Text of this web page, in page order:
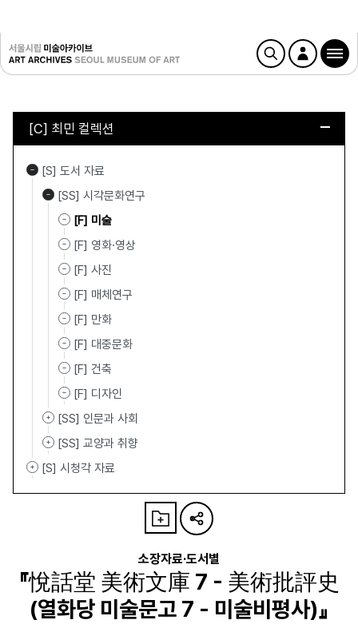
[C] 최민 컬렉션
[S] 도서 자료
[SS] 시각문화연구
[F] 미술
[F] 영화·영상
[F] 사진
[F] 매체연구
[F] 만화
[F] 대중문화
[F] 건축
[F] 디자인
[SS] 인문과 사회
[SS] 교양과 취향
[S] 시청각 자료
소장자료·도서별
『悅話堂 美術文庫 7 - 美術批評史
(열화당 미술문고 7 - 미술비평사)』